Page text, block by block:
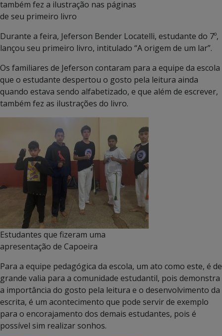
também fez a ilustração nas páginas
de seu primeiro livro
Durante a feira, Jeferson Bender Locatelli, estudante do 7º,
lançou seu primeiro livro, intitulado “A origem de um lar”.
Os familiares de Jeferson contaram para a equipe da escola
que o estudante despertou o gosto pela leitura ainda
quando estava sendo alfabetizado, e que além de escrever,
também fez as ilustrações do livro.
Estudantes que fizeram uma
apresentação de Capoeira
Para a equipe pedagógica da escola, um ato como este, é de
grande valia para a comunidade estudantil, pois demonstra
a importância do gosto pela leitura e o desenvolvimento da
escrita, é um acontecimento que pode servir de exemplo
para o encorajamento dos demais estudantes, pois é
possível sim realizar sonhos.